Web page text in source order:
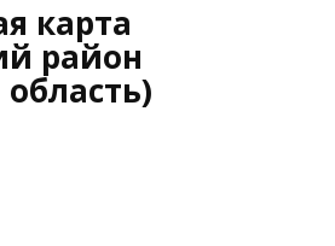
карта
район